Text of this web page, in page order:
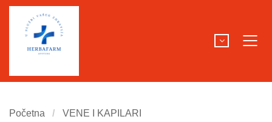
Početna
VENE I KAPILARI